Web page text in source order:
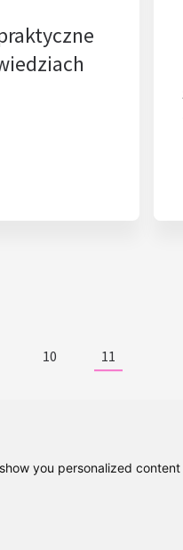
you personalized
10 11